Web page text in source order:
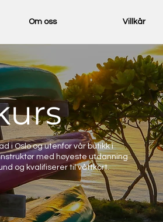
Om oss Villkår
i Oslo og utenfor vår butikk i
med høyeste utdanning
og kvalifiserer til våttkort.